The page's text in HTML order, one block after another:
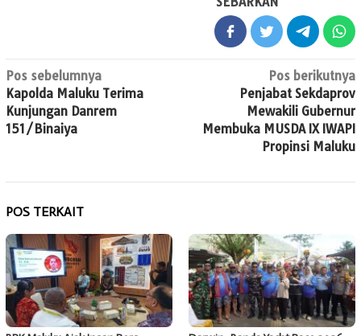
Navigasi
pos
Pos sebelumnya
Kapolda Maluku Terima
Kunjungan Danrem
151/Binaiya
Pos berikutnya
Penjabat Sekdaprov
Mewakili Gubernur
Membuka MUSDA IX IWAPI
Propinsi Maluku
POS TERKAIT